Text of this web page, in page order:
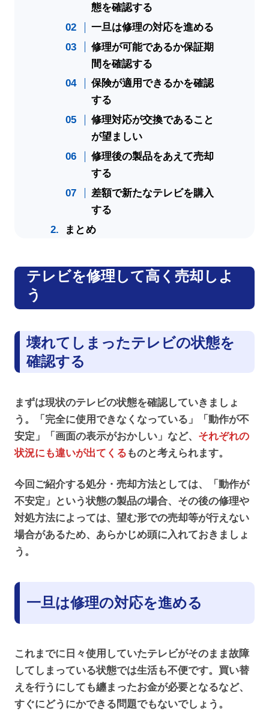
態を確認する
一旦は修理の対応を進める
修理が可能であるか保証期
間を確認する
保険が適用できるかを確認
する
修理対応が交換であること
が望ましい
修理後の製品をあえて売却
する
差額で新たなテレビを購入
する
まとめ
テレビを修理して高く売却しよ
う
壊れてしまったテレビの状態を
確認する
まずは現状のテレビの状態を確認していきましょ
う。「完全に使用できなくなっている」「動作が不
安定」「画面の表示がおかしい」など、 それぞれの
状況にも違いが出てくる ものと考えられます。
今回ご紹介する処分・売却方法としては、「動作が
不安定」という状態の製品の場合、その後の修理や
対処方法によっては、望む形での売却等が行えない
場合があるため、あらかじめ頭に入れておきましょ
う。
一旦は修理の対応を進める
これまでに日々使用していたテレビがそのまま故障
してしまっている状態では生活も不便です。買い替
えを行うにしても纏まったお金が必要となるなど、
すぐにどうにかできる問題でもないでしょう。